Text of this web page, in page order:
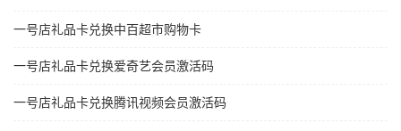
一号店礼品卡兑换中百超市购物卡
一号店礼品卡兑换爱奇艺会员激活码
一号店礼品卡兑换腾讯视频会员激活码